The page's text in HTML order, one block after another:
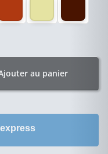
au panier